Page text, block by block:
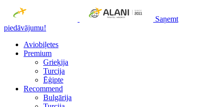
Saņemt
piedāvājumu!
Aviobiļetes
Premium
Grieķija
Turcija
Ēģipte
Recommend
Bulgārija